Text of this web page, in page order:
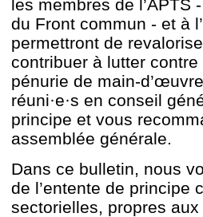
les membres de
du Front commun - et à
permettront de
contribuer à lutter
pénurie de main-
réuni·e·s en conseil
principe et vous
assemblée générale.
Dans ce bulletin, nous
de l’entente de principe
sectorielles, propres aux